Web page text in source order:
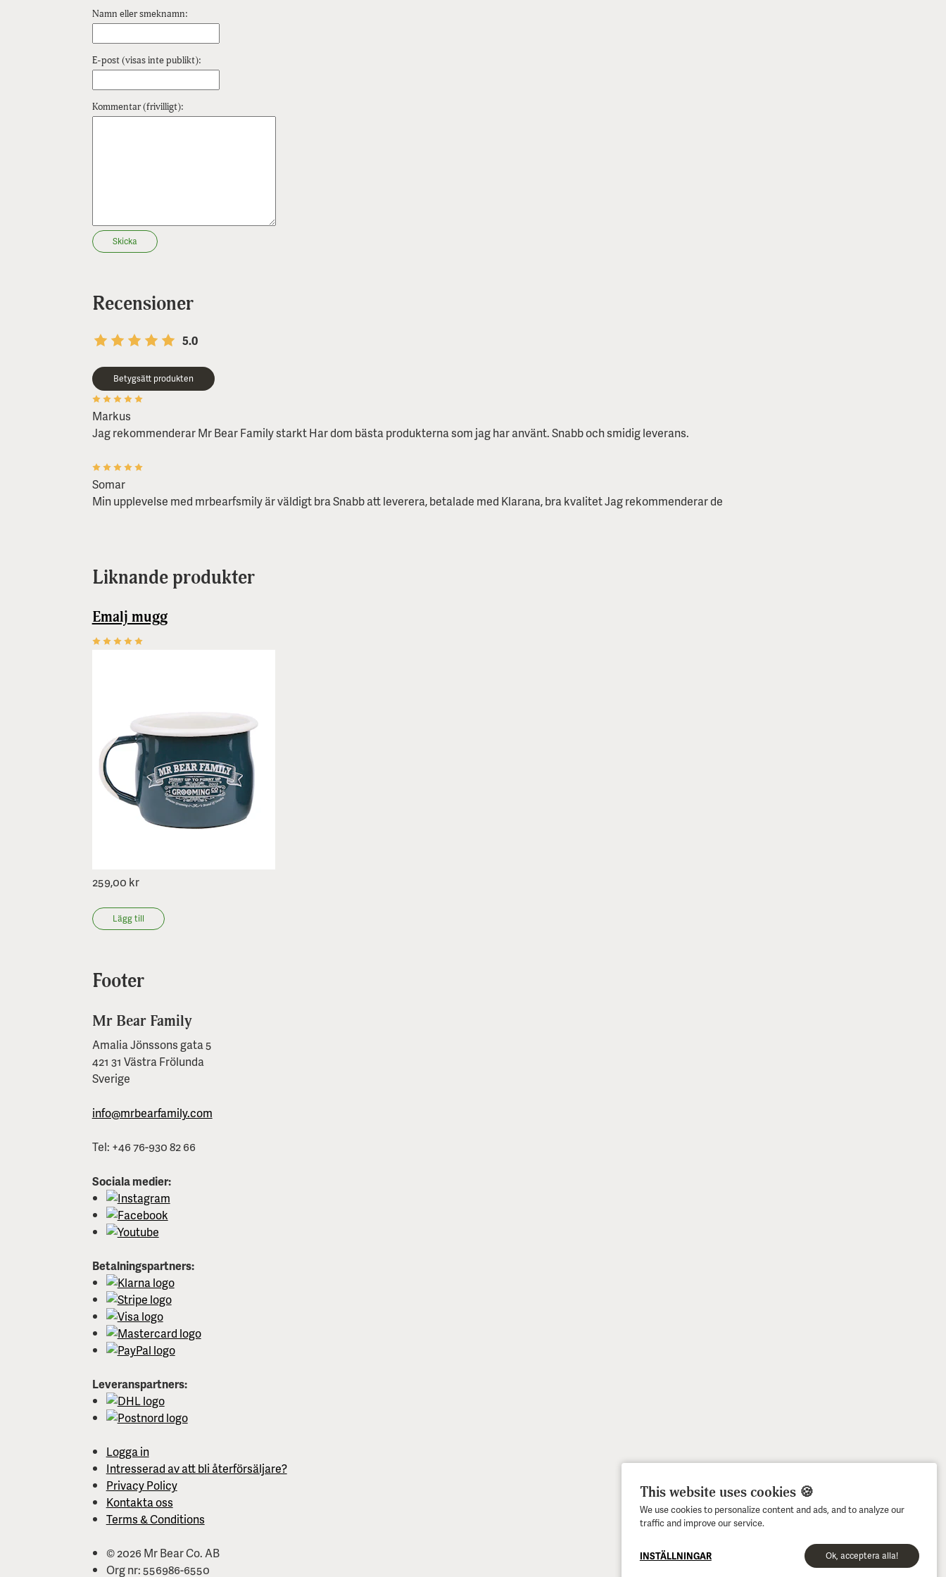
This website uses cookies 🍪
We use cookies to personalize content and ads, and to analyze our
traffic and improve our service.
INSTÄLLNINGAR
Namn eller smeknamn:
E-post (visas inte publikt):
Kommentar (frivilligt):
Skicka
Recensioner
5.0
Betygsätt produkten
Markus
Jag rekommenderar Mr Bear Family starkt Har dom bästa produkterna som jag har använt. Snabb och smidig leverans.
Somar
Min upplevelse med mrbearfsmily är väldigt bra Snabb att leverera, betalade med Klarana, bra kvalitet Jag rekommenderar de
Liknande produkter
Emalj mugg
259,00 kr
Lägg till
Footer
Mr Bear Family
Amalia Jönssons gata 5
421 31 Västra Frölunda
Sverige
info@mrbearfamily.com
Tel: +46 76-930 82 66
Sociala medier:
Betalningspartners:
Leveranspartners:
Logga in
Intresserad av att bli återförsäljare?
Privacy Policy
Kontakta oss
Terms & Conditions
© 2026 Mr Bear Co. AB
Org nr: 556986-6550